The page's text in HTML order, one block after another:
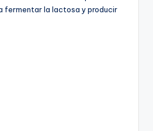
fermentar la lactosa y producir